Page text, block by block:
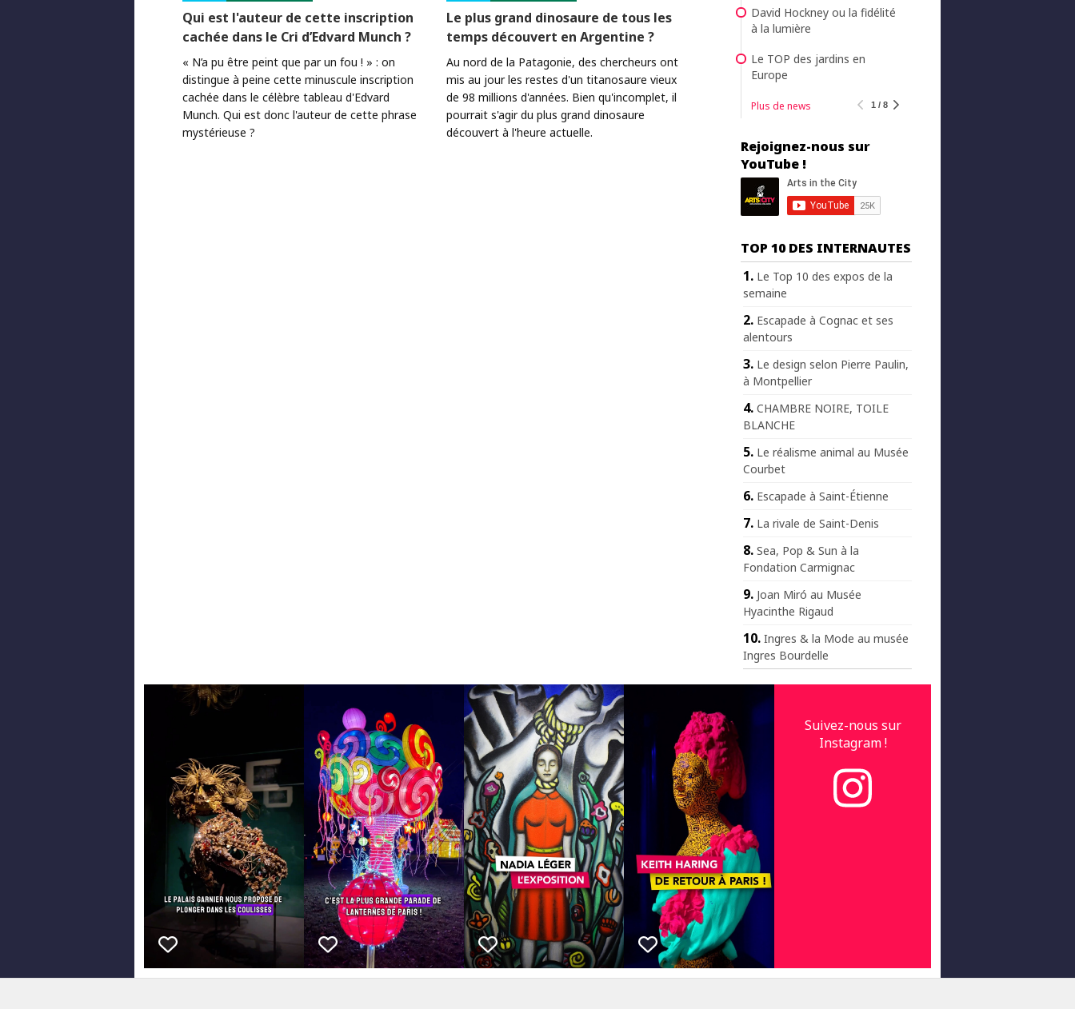
Qui est l'auteur de cette inscription
cachée dans le Cri d’Edvard Munch ?
« N’a pu être peint que par un fou ! » : on
distingue à peine cette minuscule inscription
cachée dans le célèbre tableau d'Edvard
Munch. Qui est donc l'auteur de cette phrase
mystérieuse ?
Le plus grand dinosaure de tous les
temps découvert en Argentine ?
Au nord de la Patagonie, des chercheurs ont
mis au jour les restes d'un titanosaure vieux
de 98 millions d'années. Bien qu'incomplet, il
pourrait s'agir du plus grand dinosaure
découvert à l'heure actuelle.
David Hockney ou la fidélité
à la lumière
Le TOP des jardins en
Europe
Plus de news 1 / 8
Rejoignez-nous sur
YouTube !
TOP 10 DES INTERNAUTES
Le Top 10 des expos de la
semaine
Escapade à Cognac et ses
alentours
Le design selon Pierre Paulin,
à Montpellier
CHAMBRE NOIRE, TOILE
BLANCHE
Le réalisme animal au Musée
Courbet
Escapade à Saint-Étienne
La rivale de Saint-Denis
Sea, Pop & Sun à la
Fondation Carmignac
Joan Miró au Musée
Hyacinthe Rigaud
Ingres & la Mode au musée
Ingres Bourdelle
Suivez-nous sur
Instagram !